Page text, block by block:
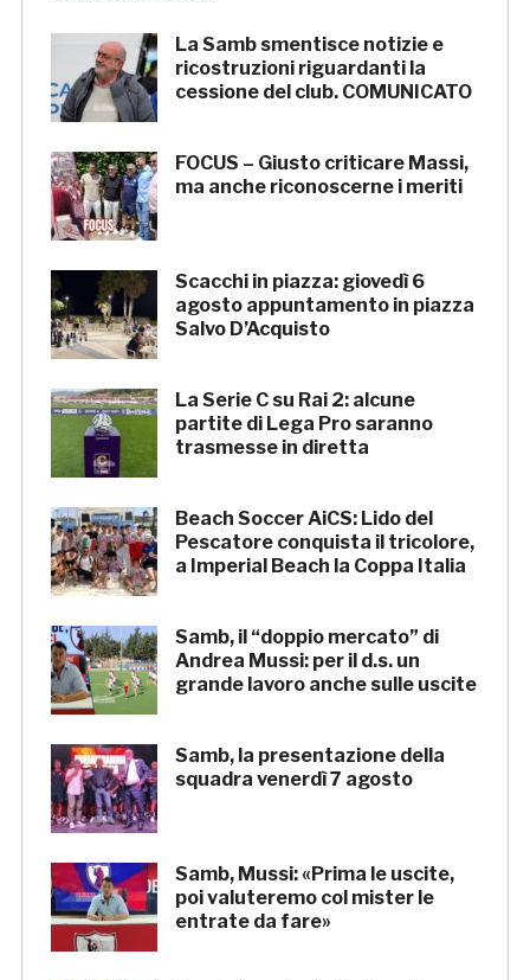
La Samb smentisce notizie e
ricostruzioni riguardanti la
cessione del club. COMUNICATO
FOCUS – Giusto criticare Massi,
ma anche riconoscerne i meriti
Scacchi in piazza: giovedì 6
agosto appuntamento in piazza
Salvo D’Acquisto
La Serie C su Rai 2: alcune
partite di Lega Pro saranno
trasmesse in diretta
Beach Soccer AiCS: Lido del
Pescatore conquista il tricolore,
a Imperial Beach la Coppa Italia
Samb, il “doppio mercato” di
Andrea Mussi: per il d.s. un
grande lavoro anche sulle uscite
Samb, la presentazione della
squadra venerdì 7 agosto
Samb, Mussi: «Prima le uscite,
poi valuteremo col mister le
entrate da fare»